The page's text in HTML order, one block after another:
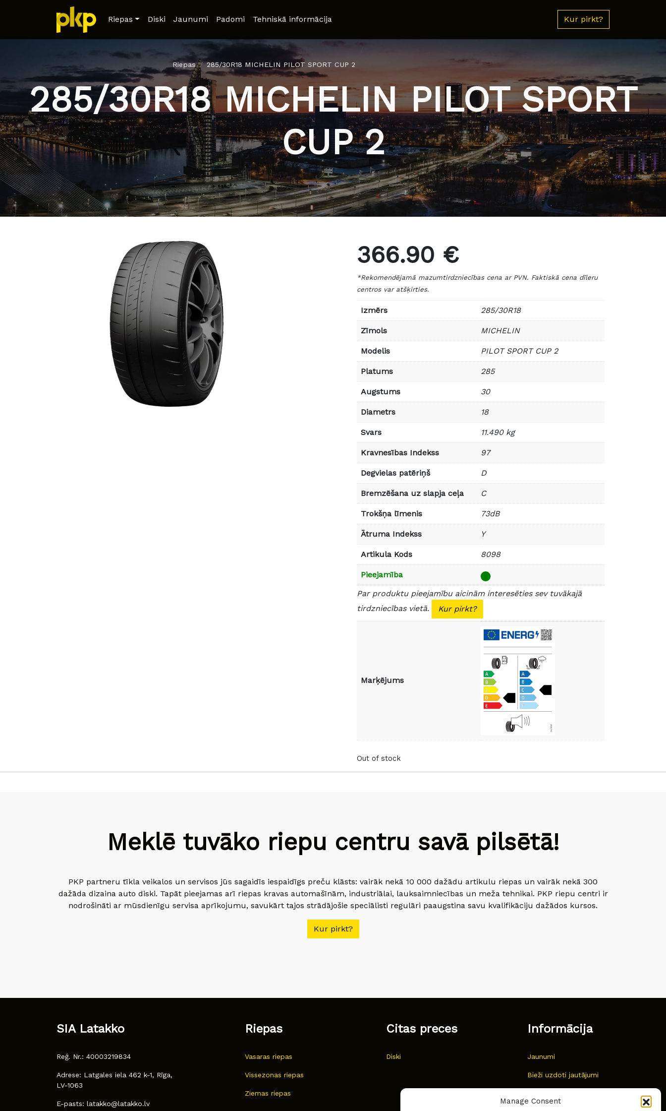
Manage Consent
Riepas Diski Jaunumi Padomi Tehniskā informācija Kur pirkt?
Riepas 285/30R18 MICHELIN PILOT SPORT CUP 2
285/30R18 MICHELIN PILOT SPORT
CUP 2
366.90 €
*Rekomendējamā mazumtirdzniecības cena ar PVN. Faktiskā cena dīleru
centros var atšķirties.
Izmērs 285/30R18
Zīmols MICHELIN
Modelis PILOT SPORT CUP 2
Platums 285
Augstums 30
Diametrs 18
Svars 11.490 kg
Kravnesības Indekss 97
Degvielas patēriņš D
Bremzēšana uz slapja ceļa C
Trokšņa līmenis 73dB
Ātruma Indekss Y
Artikula Kods 8098
Pieejamība
Par produktu pieejamību aicinām interesēties sev tuvākajā
tirdzniecības vietā.
Kur pirkt?
Marķējums
Out of stock
Meklē tuvāko riepu centru savā pilsētā!
PKP partneru tīkla veikalos un servisos jūs sagaidīs iespaidīgs preču klāsts: vairāk nekā 10 000 dažādu artikulu riepas un vairāk nekā 300
dažāda dizaina auto diski. Tapāt pieejamas arī riepas kravas automašīnām, industriālai, lauksaimniecības un meža tehnikai. PKP riepu centri ir
nodrošināti ar mūsdienīgu servisa aprīkojumu, savukārt tajos strādājošie speciālisti regulāri paaugstina savu kvalifikāciju dažādos kursos.
Kur pirkt?
SIA Latakko
Reģ. Nr.: 40003219834
Adrese: Latgales iela 462 k-1, Rīga,
LV-1063
E-pasts: latakko@latakko.lv
Riepas
Vasaras riepas
Vissezonas riepas
Ziemas riepas
Citas preces
Diski
Informācija
Jaunumi
Bieži uzdoti jautājumi